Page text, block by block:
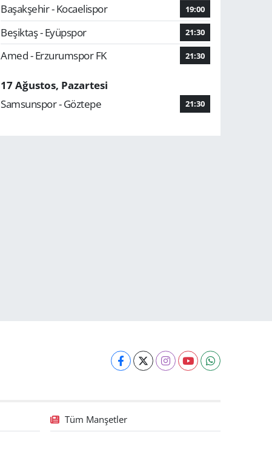
Başakşehir - Kocaelispor
19:00
Beşiktaş - Eyüpspor 21:30
Amed - Erzurumspor FK 21:30
17 Ağustos, Pazartesi
Samsunspor - Göztepe
21:30
Tüm Manşetler